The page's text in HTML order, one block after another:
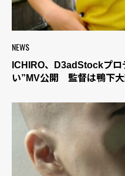
NEWS
ICHIRO、D3adStockプロ
い”MV公開 監督は鴨下